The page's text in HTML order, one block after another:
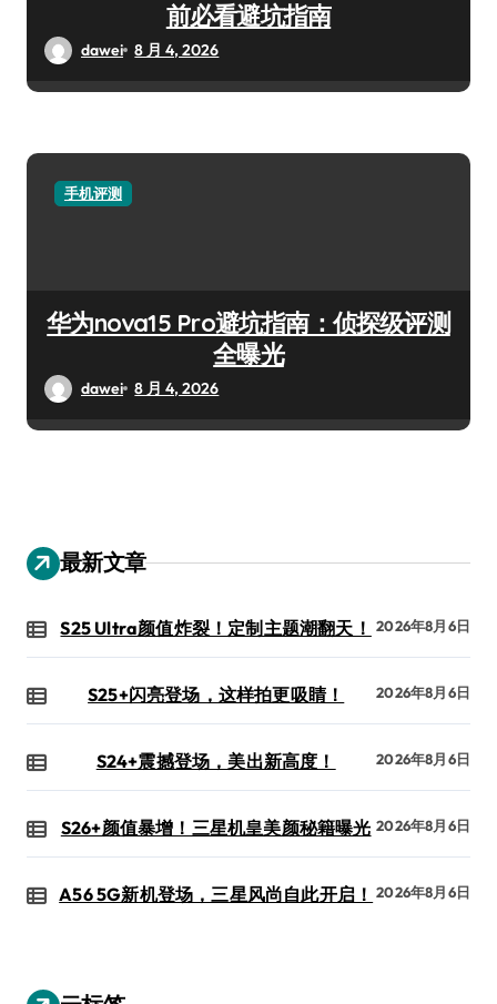
前必看避坑指南
dawei 8 月 4, 2026
手机评测
华为nova15 Pro避坑指南：侦探级评测
全曝光
dawei 8 月 4, 2026
最新文章
S25 Ultra颜值炸裂！定制主题潮翻天！ 2026年8月6日
S25+闪亮登场，这样拍更吸睛！ 2026年8月6日
S24+震撼登场，美出新高度！ 2026年8月6日
S26+颜值暴增！三星机皇美颜秘籍曝光 2026年8月6日
A56 5G新机登场，三星风尚自此开启！ 2026年8月6日